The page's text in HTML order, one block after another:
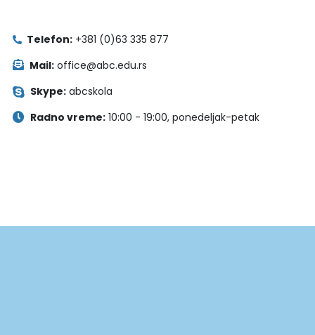
Telefon:+381 (0)63 335 877
Mail:office@abc.edu.rs
Skype:abcskola
Radno vreme:10:00 - 19:00, ponedeljak-petak